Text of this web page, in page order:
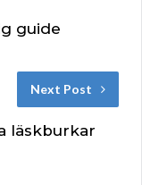
guide
Next Post
läskburkar